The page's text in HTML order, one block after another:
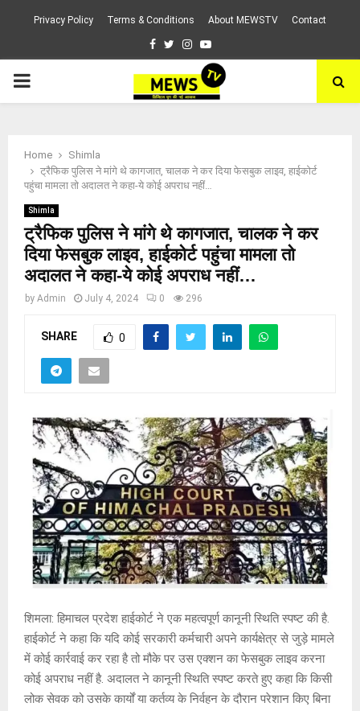
Privacy Policy Terms & Conditions About MEWSTV Contact
Facebook
TwitterInstagram
Youtube
PRIMARY
Home
Shimla
ट्रैफिक पुलिस ने मांगे थे कागजात, चालक ने कर दिया फेसबुक लाइव, हाईकोर्ट
पहुंचा मामला तो अदालत ने कहा-ये कोई अपराध नहीं…
Shimla
ट्रैफिक पुलिस ने मांगे थे कागजात, चालक ने कर
दिया फेसबुक लाइव, हाईकोर्ट पहुंचा मामला तो
अदालत ने कहा-ये कोई अपराध नहीं…
by Admin July 4, 2024 0 296
SHARE 0
शिमला: हिमाचल प्रदेश हाईकोर्ट ने एक महत्वपूर्ण कानूनी स्थिति स्पष्ट की है.
हाईकोर्ट ने कहा कि यदि कोई सरकारी कर्मचारी अपने कार्यक्षेत्र से जुड़े मामले
में कोई कार्रवाई कर रहा है तो मौके पर उस एक्शन का फेसबुक लाइव करना
कोई अपराध नहीं है. अदालत ने कानूनी स्थिति स्पष्ट करते हुए कहा कि किसी
लोक सेवक को उसके कार्यों या कर्तव्य के निर्वहन के दौरान परेशान किए बिना